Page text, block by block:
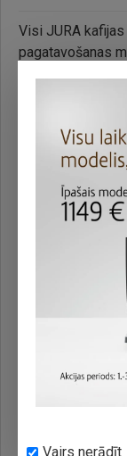
Vairs nerādīt
Visi JURA
pagatavošanas
pogas
nepārtraukti
tabletes, kas
Jaunā 3-fāžu
pētniecības
rezultātus,
nodrošinu
Taču tabletes
APRAKSTS
JURA Trīs
gab
1. fāze: Tīrīšana